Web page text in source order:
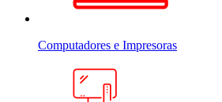
Computadores e Impresoras